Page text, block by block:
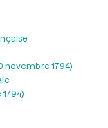
novembre 1794)